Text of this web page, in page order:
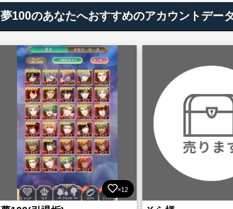
夢100のあなたへおすすめのアカウントデータ
×12